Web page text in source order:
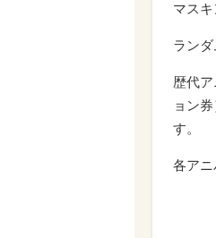
マスキ
ラン
歴代
ョン
す。
各アニ